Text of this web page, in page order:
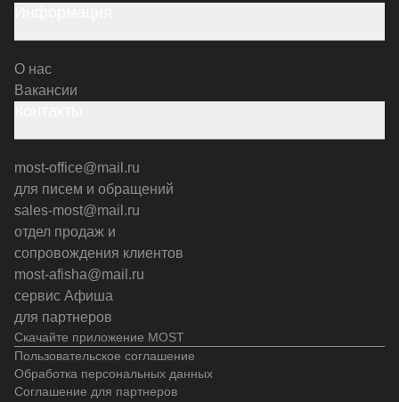
Скачайте приложение MOST
О нас
Вакансии
most-office@mail.ru
для писем и обращений
sales-most@mail.ru
отдел продаж и
сопровождения клиентов
most-afisha@mail.ru
сервис Афиша
для партнеров
Пользовательское соглашение
Обработка персональных данных
Соглашение для партнеров